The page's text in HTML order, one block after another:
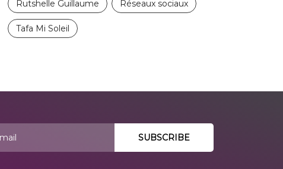
Rutshelle Guillaume Réseaux sociaux
Tafa Mi Soleil